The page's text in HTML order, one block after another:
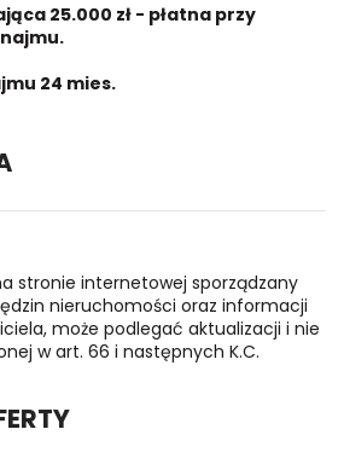
25.000 zł - płatna przy
24 mies.
stronie internetowej sporządzany
nieruchomości oraz informacji
może podlegać aktualizacji i nie
w art. 66 i następnych K.C.